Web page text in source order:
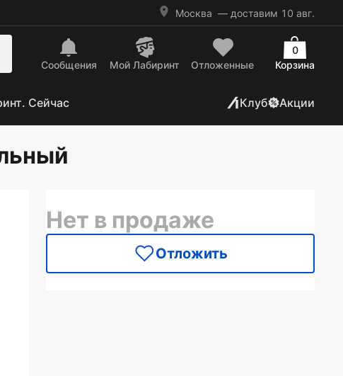
Москва — доставим 10 авг.
Сообщения Mой Лабиринт Отложенные Корзина
0
Сейчас Клуб Акции
Нет в продаже
Отложить